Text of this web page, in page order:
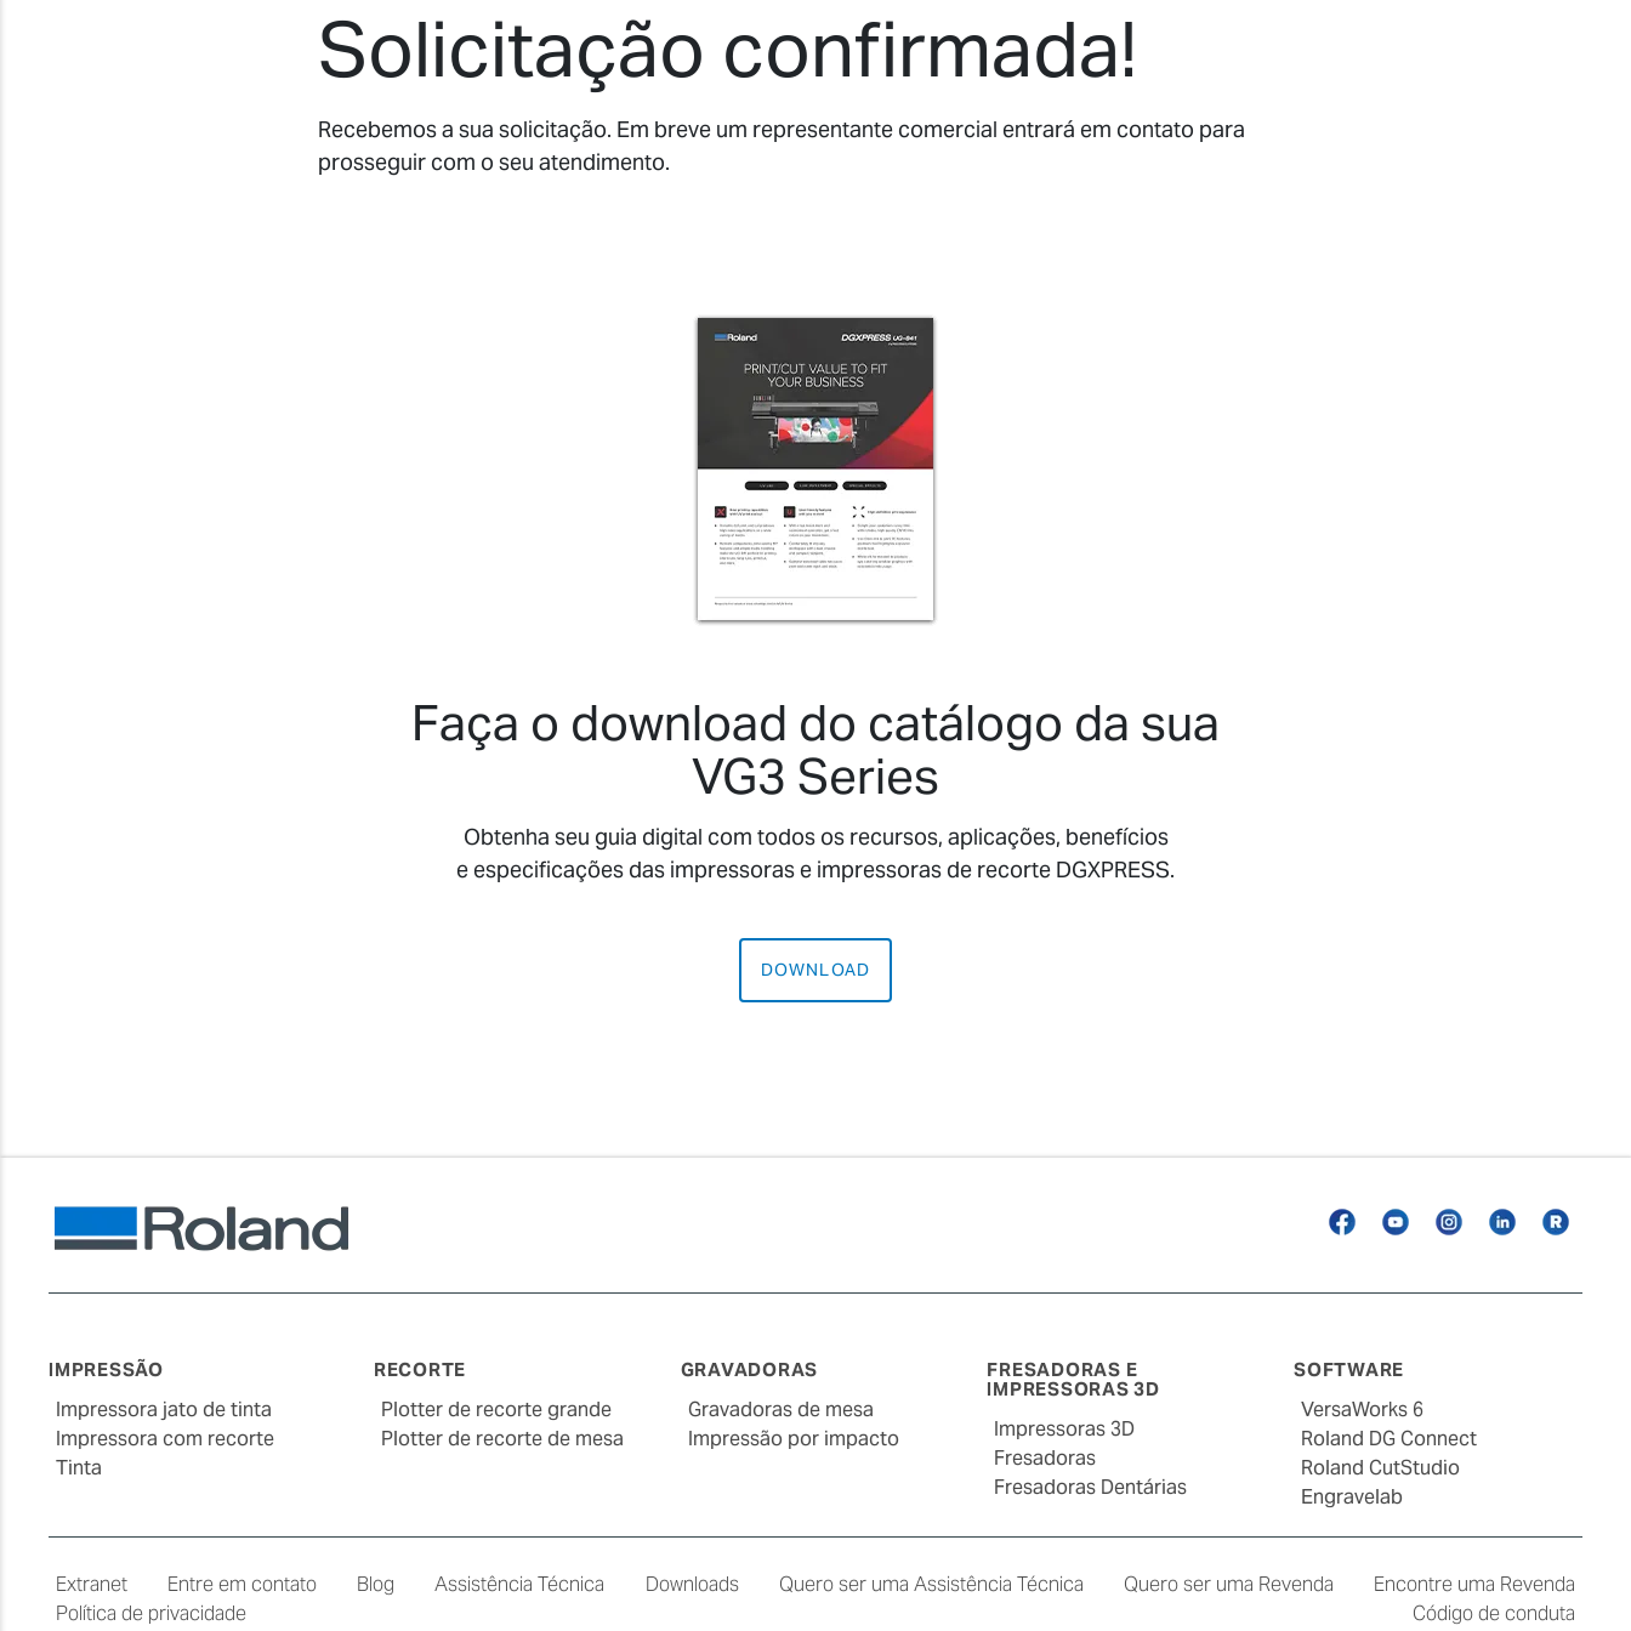
Solicitação confirmada!
Recebemos a sua solicitação. Em breve um representante comercial entrará em contato para
prosseguir com o seu atendimento.
Faça o download do catálogo da sua
VG3 Series
Obtenha seu guia digital com todos os recursos, aplicações, benefícios
e especificações das impressoras e impressoras de recorte DGXPRESS.
DOWNLOAD
FacebookYouTubeInstagramLinkedinRoland
IMPRESSÃO
Impressora jato de tinta
Impressora com recorte
Tinta
RECORTE
Plotter de recorte grande
Plotter de recorte de mesa
GRAVADORAS
Gravadoras de mesa
Impressão por impacto
FRESADORAS E
IMPRESSORAS 3D
Impressoras 3D
Fresadoras
Fresadoras Dentárias
SOFTWARE
VersaWorks 6
Roland DG Connect
Roland CutStudio
Engravelab
Extranet Entre em contato Blog Assistência Técnica Downloads Quero ser uma Assistência Técnica Quero ser uma Revenda
Encontre uma Revenda
Política de privacidade
Código de conduta